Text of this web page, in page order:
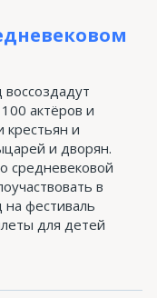
актёров и
крестьян и
и дворян.
средневековой
в
на фестиваль
для детей